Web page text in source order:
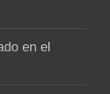
en el